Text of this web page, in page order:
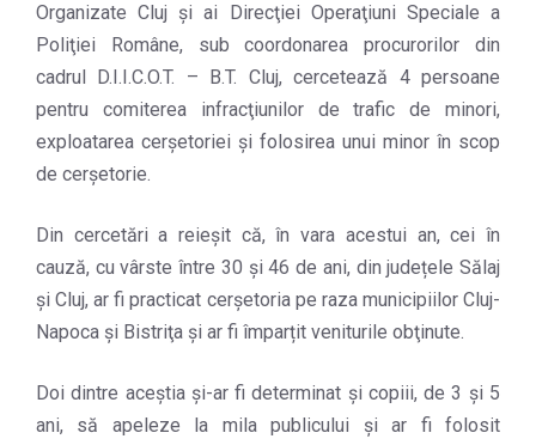
Organizate Cluj şi ai Direcţiei Operaţiuni Speciale a
Poliţiei Române, sub coordonarea procurorilor din
cadrul D.I.I.C.O.T. – B.T. Cluj, cercetează 4 persoane
pentru comiterea infracţiunilor de trafic de minori,
exploatarea cerşetoriei şi folosirea unui minor în scop
de cerşetorie.
Din cercetări a reieșit că, în vara acestui an, cei în
cauză, cu vârste între 30 şi 46 de ani, din județele Sălaj
şi Cluj, ar fi practicat cerşetoria pe raza municipiilor Cluj-
Napoca şi Bistriţa şi ar fi împarțit veniturile obţinute.
Doi dintre aceştia şi-ar fi determinat și copiii, de 3 şi 5
ani, să apeleze la mila publicului și ar fi folosit